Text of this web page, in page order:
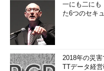
一にも二に
た6つのセキ
2018年の災
TTデータ経